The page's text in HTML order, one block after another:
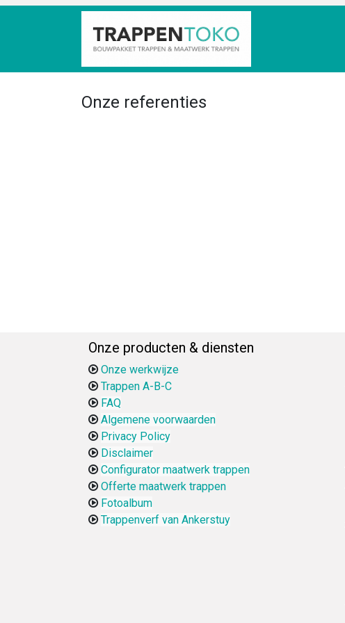
Onze referenties
Onze producten & diensten
Onze werkwijze
Trappen A-B-C
FAQ
Algemene voorwaarden
Privacy Policy
Disclaimer
Configurator maatwerk trappen
Offerte maatwerk trappen
Fotoalbum
Trappenverf van Ankerstuy